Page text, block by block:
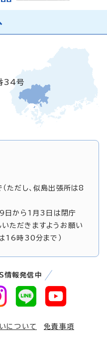
34号
だし、似島出張所は8
日から1月3日は閉庁
ただきますようお願い
は16時30分まで）
情報発信中
について
免責事項